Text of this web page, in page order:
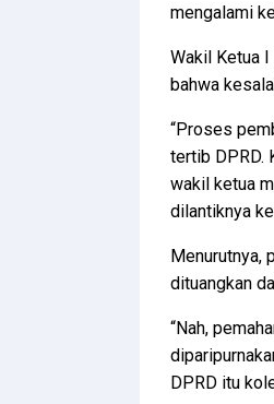
mengalami
Wakil Ketua
bahwa
“Proses
tertib DPRD.
wakil ketua
dilantiknya
Menurutnya,
dituangkan
“Nah,
DPRD itu